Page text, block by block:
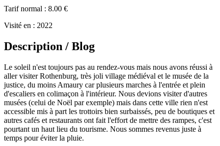
Tarif normal : 8.00 €
Visité en : 2022
Description / Blog
Le soleil n'est toujours pas au rendez-vous mais nous avons réussi à
aller visiter Rothenburg, très joli village médiéval et le musée de la
justice, du moins Amaury car plusieurs marches à l'entrée et plein
d'escaliers en colimaçon à l'intérieur. Nous devions visiter d'autres
musées (celui de Noël par exemple) mais dans cette ville rien n'est
accessible mis à part les trottoirs bien surbaissés, peu de boutiques et
autres cafés et restaurants ont fait l'effort de mettre des rampes, c'est
pourtant un haut lieu du tourisme. Nous sommes revenus juste à
temps pour éviter la pluie.